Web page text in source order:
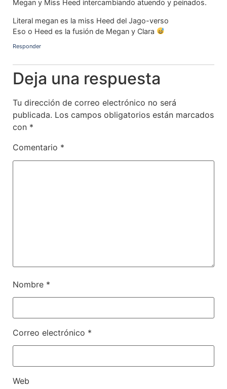
Megan y Miss Heed intercambiando atuendo y peinados.
Literal megan es la miss Heed del Jago-verso
Eso o Heed es la fusión de Megan y Clara
Responder
Deja una respuesta
Tu dirección de correo electrónico no será
publicada. Los campos obligatorios están marcados
con *
Comentario *
Nombre *
Correo electrónico *
Web